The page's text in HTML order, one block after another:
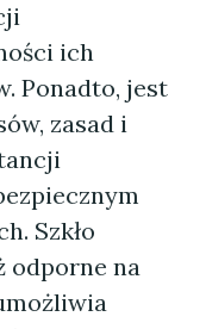
ich
Ponadto, jest
zasad i
Szkło
odporne na